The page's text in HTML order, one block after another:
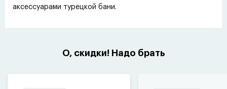
аксессуарами турецкой бани.
О, скидки! Надо брать